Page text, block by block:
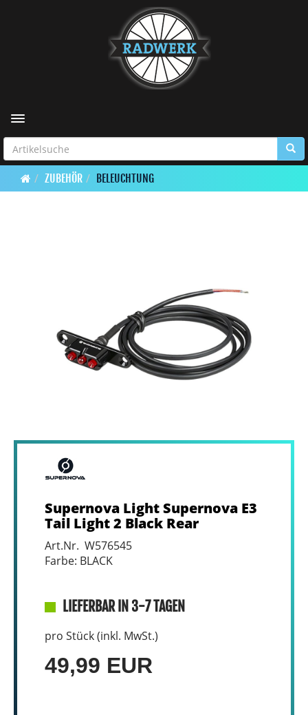
Toggle navigation
ZUBEHÖR BELEUCHTUNG
Supernova Light Supernova E3
Tail Light 2 Black Rear
Art.Nr. W576545
Farbe: BLACK
LIEFERBAR IN 3-7 TAGEN
pro Stück (inkl. MwSt.)
49,99 EUR